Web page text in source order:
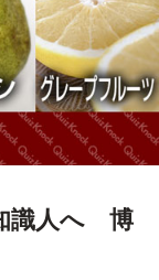
識人へ 博